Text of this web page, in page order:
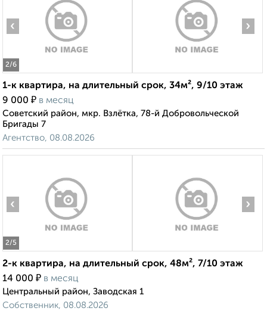
2/6
‹ ›
1-к квартира, на длительный срок, 34м², 9/10 этаж
9 000 ₽ в месяц
Советский район, мкр. Взлётка, 78-й Добровольческой
Бригады 7
Агентство, 08.08.2026
2/5
‹ ›
2-к квартира, на длительный срок, 48м², 7/10 этаж
14 000 ₽ в месяц
Центральный район, Заводская 1
Собственник, 08.08.2026